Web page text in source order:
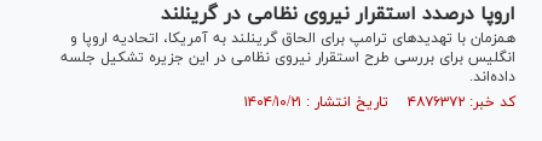
اروپا درصدد استقرار نیروی نظامی در گرینلند
همزمان با تهدیدهای ترامپ برای الحاق گرینلند به آمریکا، اتحادیه اروپا و
انگلیس برای بررسی طرح استقرار نیروی نظامی در این جزیره تشکیل جلسه
داده‌اند.
کد خبر: ۴۸۷۶۳۷۲ تاریخ انتشار : ۱۴۰۴/۱۰/۲۱